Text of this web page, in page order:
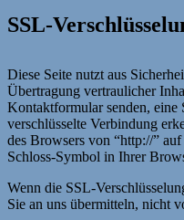
SSL-
Diese Seite nutzt aus
Übertragung vertraulicher
Kontaktformular senden, eine
verschlüsselte Verbindung
des Browsers von “http://”
Schloss-Symbol in Ihrer
Wenn die SSL-
Sie an uns übermitteln, nicht